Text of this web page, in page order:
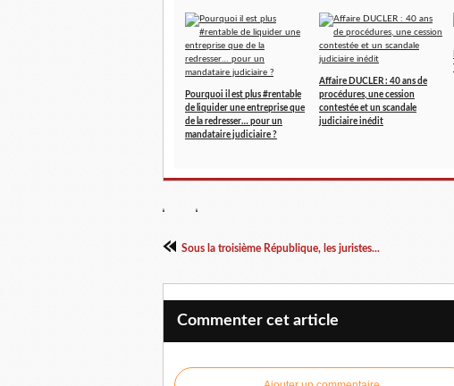
Pourquoi il est plus #rentable
de liquider une entreprise que
de la redresser… pour un
mandataire judiciaire ?
Affaire DUCLER : 40 ans de
procédures, une cession
contestée et un scandale
judiciaire inédit
Sous la troisième République, les juristes...
Commenter cet article